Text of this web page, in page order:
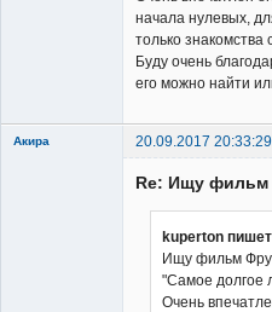
начала нулевых,
только знакомства
Буду очень
его можно найти
Акира 20.09.2017 20:33:29
Re: Ищу фильм
kuperton
Ищу фильм
"Самое долгое
Очень